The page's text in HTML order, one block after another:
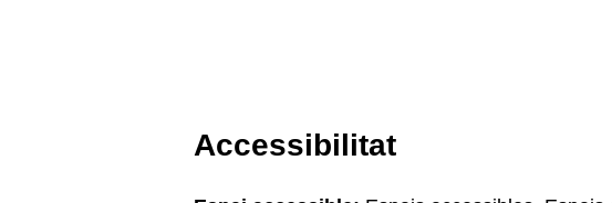
Accessibilitat